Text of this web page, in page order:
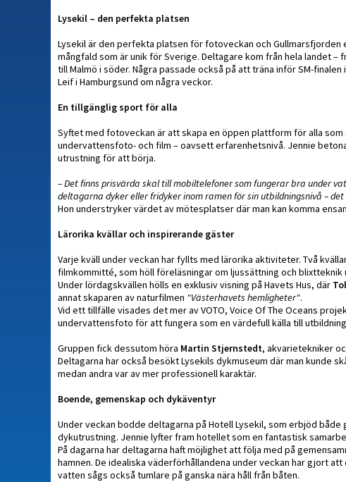
Lysekil – den perfekta platsen
Lysekil är den perfekta platsen för fotoveckan och Gullmarsfjorden
mångfald som är unik för Sverige. Deltagare kom från hela landet –
till Malmö i söder. Några passade också på att träna inför SM-finalen
Leif i Hamburgsund om några veckor.
En tillgänglig sport för alla
Syftet med fotoveckan är att skapa en öppen plattform för alla
undervattensfoto- och film – oavsett erfarenhetsnivå. Jennie
utrustning för att börja.
– Det finns prisvärda skal till mobiltelefoner som fungerar bra under
deltagarna dyker eller fridyker inom ramen för sin utbildningsnivå –
Hon understryker värdet av mötesplatser där man kan komma
Lärorika kvällar och inspirerande gäster
Varje kväll under veckan har fyllts med lärorika aktiviteter. Två
filmkommitté, som höll föreläsningar om ljussättning och blixtteknik
Under lördagskvällen hölls en exklusiv visning på Havets Hus, där
annat skaparen av naturfilmen "Västerhavets hemligheter".
Vid ett tillfälle visades det mer av VOTO, Voice Of The Oceans
undervattensfoto för att fungera som en värdefull källa till
Gruppen fick dessutom höra Martin Stjernstedt, akvarietekniker
Deltagarna har också besökt Lysekils dykmuseum där man kunde
medan andra var av mer professionell karaktär.
Boende, gemenskap och dykäventyr
Under veckan bodde deltagarna på Hotell Lysekil, som erbjöd
dykutrustning. Jennie lyfter fram hotellet som en fantastisk
På dagarna har deltagarna haft möjlighet att följa med på
hamnen. De idealiska väderförhållandena under veckan har gjort
vatten sågs också tumlare på ganska nära håll från båten.